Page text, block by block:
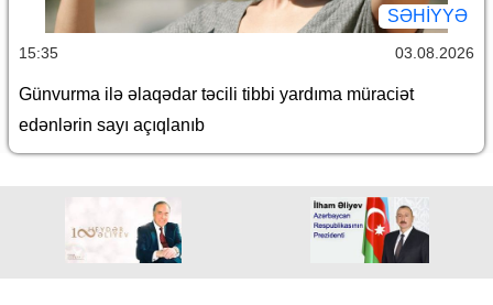
SƏHIYYƏ
15:35 03.08.2026
Günvurma ilə əlaqədar təcili tibbi yardıma müraciət
edənlərin sayı açıqlanıb